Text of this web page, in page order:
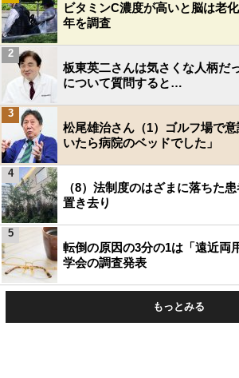
ビタミンC濃度が高いと脳は老
年を調査
板東英二さんは気さくな人柄だ
について質問すると…
2
松尾雄治さん（1）ゴルフ場で
いたら病院のベッドでした」
3
（8）法制度のはざまに落ちた
置き去り
4
転倒の原因の3分の1は「遠近
学会の調査発表
5
もっとみる